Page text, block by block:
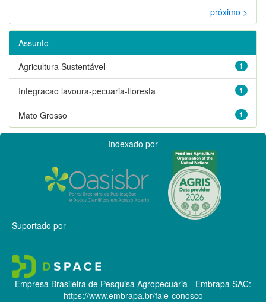
próximo >
Assunto
1
Agricultura Sustentável
1
Integracao lavoura-pecuaria-floresta
1
Mato Grosso
Indexado por
Suportado por
Empresa Brasileira de Pesquisa Agropecuária - Embrapa SAC:
https://www.embrapa.br/fale-conosco